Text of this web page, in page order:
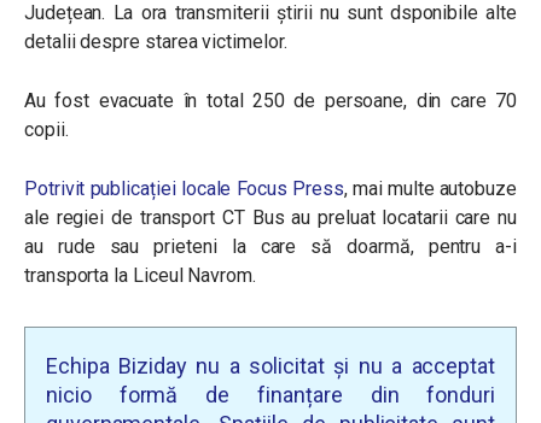
Județean. La ora transmiterii știrii nu sunt dsponibile alte
detalii despre starea victimelor.
Au fost evacuate în total 250 de persoane, din care 70
copii.
Potrivit publicației locale Focus Press, mai multe autobuze
ale regiei de transport CT Bus au preluat locatarii care nu
au rude sau prieteni la care să doarmă, pentru a-i
transporta la Liceul Navrom.
Echipa Biziday nu a solicitat și nu a acceptat
nicio formă de finanțare din fonduri